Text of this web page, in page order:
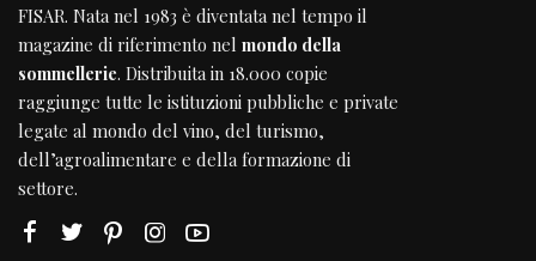
FISAR. Nata nel 1983 è diventata nel tempo il
magazine di riferimento nel mondo della
sommellerie. Distribuita in 18.000 copie
raggiunge tutte le istituzioni pubbliche e private
legate al mondo del vino, del turismo,
dell’agroalimentare e della formazione di
settore.